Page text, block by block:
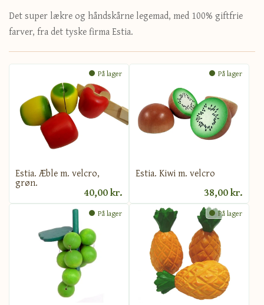
Det super lækre og håndskårne legemad, med 100% giftfrie
farver, fra det tyske firma Estia.
På lager
Estia. Æble m. velcro,
grøn.
40,00 kr.
På lager
Estia. Kiwi m. velcro
38,00 kr.
På lager På lager